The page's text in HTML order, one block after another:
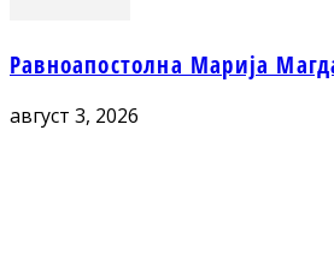
Равноапостолна Марија
август 3, 2026